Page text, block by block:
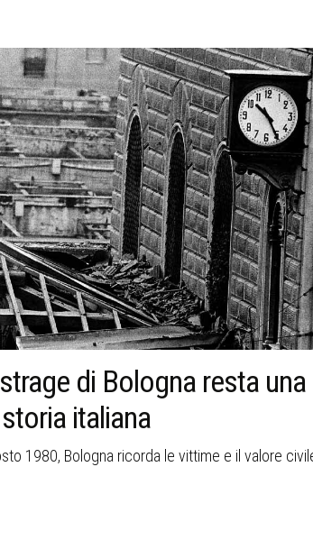
che aprì una strada nella
P2, la storia di Tina Anselmi racconta coraggio,